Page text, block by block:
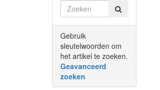
Gebruik
sleutelwoorden om
het artikel te zoeken.
Geavanceerd
zoeken